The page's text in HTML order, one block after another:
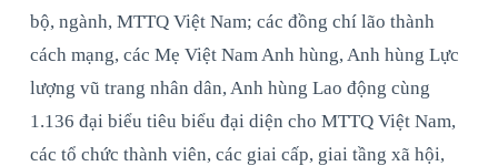
bộ, ngành, MTTQ Việt Nam; các đồng chí lão thành
cách mạng, các Mẹ Việt Nam Anh hùng, Anh hùng Lực
lượng vũ trang nhân dân, Anh hùng Lao động cùng
1.136 đại biểu tiêu biểu đại diện cho MTTQ Việt Nam,
các tổ chức thành viên, các giai cấp, giai tầng xã hội,